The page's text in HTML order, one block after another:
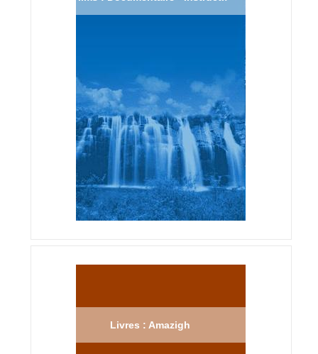
Livres : Amazigh